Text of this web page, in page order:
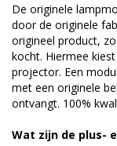
De originele
door de originele
origineel product,
kocht. Hiermee
projector. Een
met een originele
ontvangt. 100%
Wat zijn de plus-